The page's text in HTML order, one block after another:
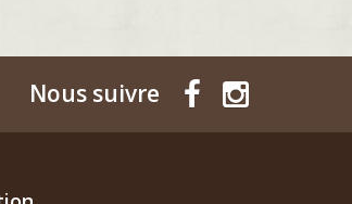
Nous suivre